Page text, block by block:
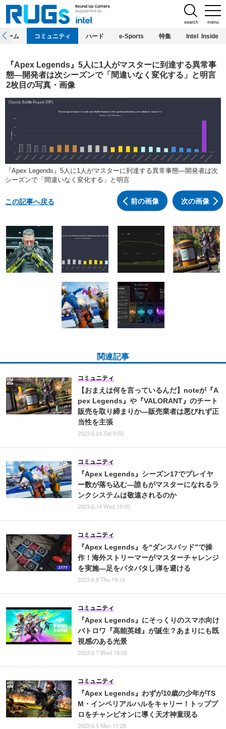
menu
search
ホーム コミュニティ ハード e-Sports 特集 Intel Inside
『Apex Legends』5人に1人がマスターに到達する異常事
態―開発者は次シーズンで「間違いなく変化する」と明言
2枚目の写真・画像
『Apex Legends』5人に1人がマスターに到達する異常事態―開発者は次
シーズンで「間違いなく変化する」と明言
前の画像 次の画像
この記事へ戻る
関連記事
【おまえは何を言っているんだ】noteが『A
pex Legends』や『VALORANT』のチート
販売を取り締まりか―販売業者は悪びれず正
当性を主張
コミュニティ
2023.6.24 Sat 9:55
『Apex Legends』シーズン17でプレイヤ
ー数が落ち込む―誰もがマスターになれるラ
ンクシステムは敬遠されるのか
コミュニティ
2023.6.14 Wed 19:00
『Apex Legends』を“ダンスパッド”で操
作！海外ストリーマーがマスターチャレンジ
を実施―足をバタバタし弾を避ける
コミュニティ
2023.6.8 Thu 19:15
『Apex Legends』にそっくりのスマホ向け
バトロワ『高能英雄』が誕生？あまりにも既
視感のある光景
コミュニティ
2023.6.7 Wed 19:05
『Apex Legends』わずが10歳の少年がTS
M・インペリアルハルをキャリー！トッププ
ロをチャンピオンに導く天才神童現る
コミュニティ
2023.6.5 Mon 17:28